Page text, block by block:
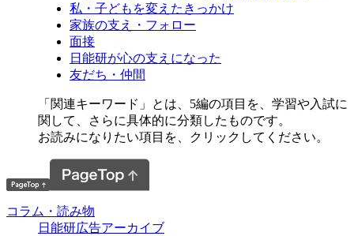
私・子どもを変えたきっかけ
家族の支え・フォロー
面接
日能研が心の支えになった
友だち・仲間
「関連キーワード」とは、5編の項目を、学習や入試に
関して、さらに具体的に分類したものです。
お読みになりたい項目を、クリックしてください。
コラム・読み物
日能研広告アーカイブ